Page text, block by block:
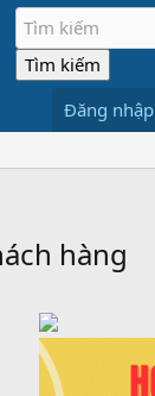
Đăng nhập
hàng